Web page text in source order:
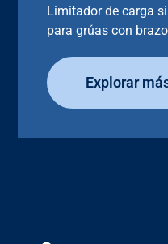
Limitador de carga
para grúas con
Explorar